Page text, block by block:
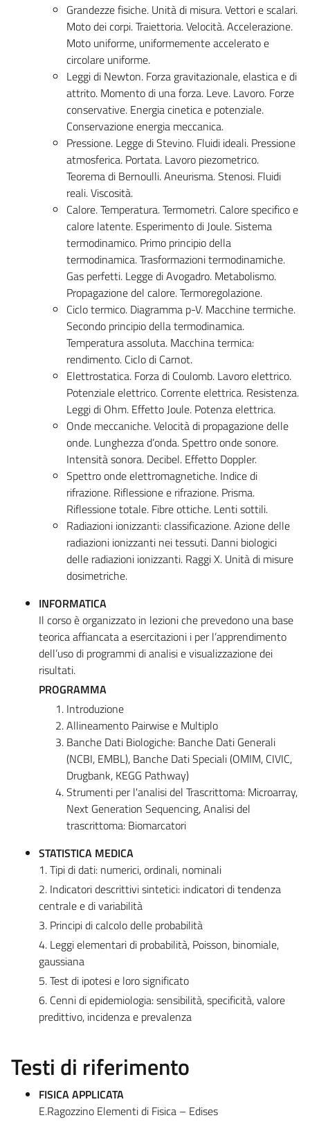
Grandezze fisiche. Unità di misura. Vettori e scalari.
Moto dei corpi. Traiettoria. Velocità. Accelerazione.
Moto uniforme, uniformemente accelerato e
circolare uniforme.
Leggi di Newton. Forza gravitazionale, elastica e di
attrito. Momento di una forza. Leve. Lavoro. Forze
conservative. Energia cinetica e potenziale.
Conservazione energia meccanica.
Pressione. Legge di Stevino. Fluidi ideali. Pressione
atmosferica. Portata. Lavoro piezometrico.
Teorema di Bernoulli. Aneurisma. Stenosi. Fluidi
reali. Viscosità.
Calore. Temperatura. Termometri. Calore specifico e
calore latente. Esperimento di Joule. Sistema
termodinamico. Primo principio della
termodinamica. Trasformazioni termodinamiche.
Gas perfetti. Legge di Avogadro. Metabolismo.
Propagazione del calore. Termoregolazione.
Ciclo termico. Diagramma p-V. Macchine termiche.
Secondo principio della termodinamica.
Temperatura assoluta. Macchina termica:
rendimento. Ciclo di Carnot.
Elettrostatica. Forza di Coulomb. Lavoro elettrico.
Potenziale elettrico. Corrente elettrica. Resistenza.
Leggi di Ohm. Effetto Joule. Potenza elettrica.
Onde meccaniche. Velocità di propagazione delle
onde. Lunghezza d’onda. Spettro onde sonore.
Intensità sonora. Decibel. Effetto Doppler.
Spettro onde elettromagnetiche. Indice di
rifrazione. Riflessione e rifrazione. Prisma.
Riflessione totale. Fibre ottiche. Lenti sottili.
Radiazioni ionizzanti: classificazione. Azione delle
radiazioni ionizzanti nei tessuti. Danni biologici
delle radiazioni ionizzanti. Raggi X. Unità di misure
dosimetriche.
INFORMATICA
Il corso è organizzato in lezioni che prevedono una base
teorica affiancata a esercitazioni i per l’apprendimento
dell’uso di programmi di analisi e visualizzazione dei
risultati.
PROGRAMMA
Introduzione
Allineamento Pairwise e Multiplo
Banche Dati Biologiche: Banche Dati Generali
(NCBI, EMBL), Banche Dati Speciali (OMIM, CIVIC,
Drugbank, KEGG Pathway)
Strumenti per l'analisi del Trascrittoma: Microarray,
Next Generation Sequencing, Analisi del
trascrittoma: Biomarcatori
STATISTICA MEDICA
1. Tipi di dati: numerici, ordinali, nominali
2. Indicatori descrittivi sintetici: indicatori di tendenza
centrale e di variabilità
3. Principi di calcolo delle probabilità
4. Leggi elementari di probabilità, Poisson, binomiale,
gaussiana
5. Test di ipotesi e loro significato
6. Cenni di epidemiologia: sensibilità, specificità, valore
predittivo, incidenza e prevalenza
Testi di riferimento
FISICA APPLICATA
E.Ragozzino Elementi di Fisica – Edises